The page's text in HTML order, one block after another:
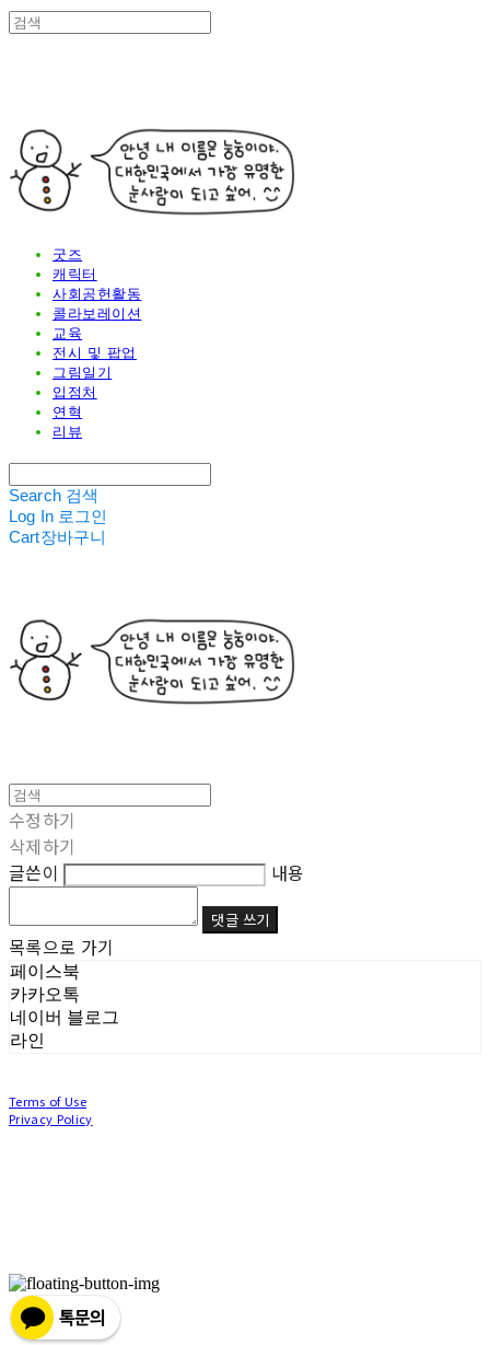
굿즈
캐릭터
사회공헌활동
콜라보레이션
교육
전시 및 팝업
그림일기
입점처
연혁
리뷰
Search 검색
Log In 로그인
Cart장바구니
수정하기
삭제하기
글쓴이
내용
댓글 쓰기
목록으로 가기
페이스북
카카오톡
네이버 블로그
라인
Terms of Use
Privacy Policy